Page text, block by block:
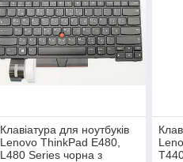
Клавіатура для ноутбуків
Lenovo ThinkPad E480,
L480 Series чорна з